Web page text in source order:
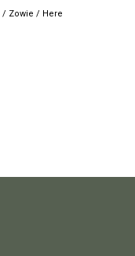
/ Zowie / Here